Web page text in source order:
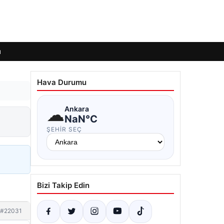
#22031
Hava Durumu
☁Ankara
NaN°C
ŞEHIR SEÇ
Bizi Takip Edin